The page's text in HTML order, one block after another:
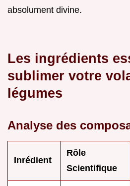
absolument divine.
Les ingrédients
sublimer votre
légumes
Analyse des
Inrédient
Rôle
Scientifique